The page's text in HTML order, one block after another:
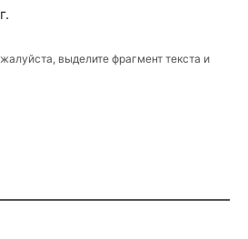
выделите фрагмент текста и